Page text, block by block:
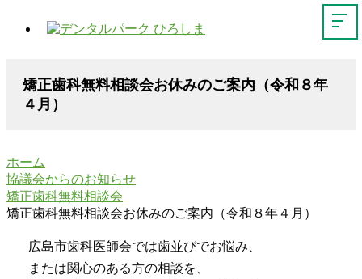
矯正歯科無料相談会お休みのご案内（令和８年
４月）
ホーム
協議会からのお知らせ
矯正歯科無料相談会
矯正歯科無料相談会お休みのご案内（令和８年４月）
広島市歯科医師会では歯並びでお悩み、
または関心のある方の相談を、